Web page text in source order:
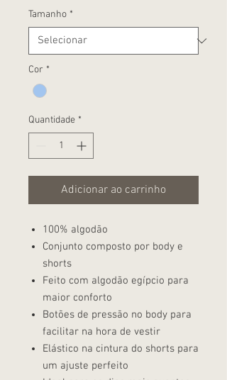
Tamanho *
Cor *
Quantidade *
Adicionar ao carrinho
100% algodão
Conjunto composto por body e
shorts
Feito com algodão egípcio para
maior conforto
Botões de pressão no body para
facilitar na hora de vestir
Elástico na cintura do shorts para
um ajuste perfeito